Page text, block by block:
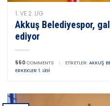
1. VE 2. LIG
Akkuş Belediyespor,
ediyor
550 COMMENTS | ETIKETLER: AKKUŞ
ERKEKLER 1. LIGI